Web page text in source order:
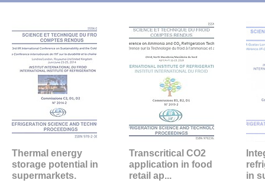
Thermal energy
storage potential in
supermarkets.
Transcritical CO2
application in food
retail ap...
in